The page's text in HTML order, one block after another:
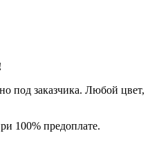
под заказчика. Любой цвет,
100% предоплате.